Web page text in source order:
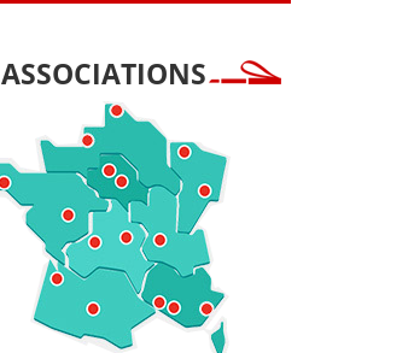
ASSOCIATIONS